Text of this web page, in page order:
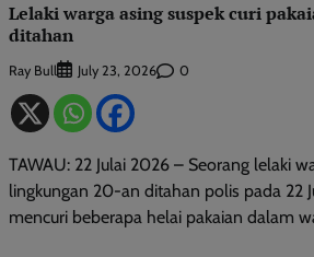
Lelaki warga asing suspek curi
ditahan
Ray Bull July 23, 2026 0
TAWAU: 22 Julai 2026 – Seorang lelaki
lingkungan 20-an ditahan polis pada 22
mencuri beberapa helai pakaian dalam